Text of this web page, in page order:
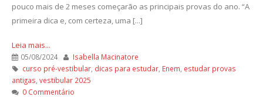
pouco mais de 2 meses começarão as principais provas do ano. “A
primeira dica e, com certeza, uma [...]
Leia mais...
05/08/2024
Isabella Macinatore
curso pré-vestibular, dicas para estudar, Enem estudar provas
antigas vestibular 2025
0 Commentário